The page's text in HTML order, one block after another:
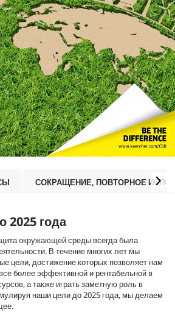
СОКРАЩЕНИЕ, ПОВТОРНОЕ
2025 года
окружающей среды всегда была
В течение многих лет мы
цели, достижение которых позволяет нам
более эффективной и рентабельной в
а также играть заметную роль в
наши цели до 2025 года, мы делаем